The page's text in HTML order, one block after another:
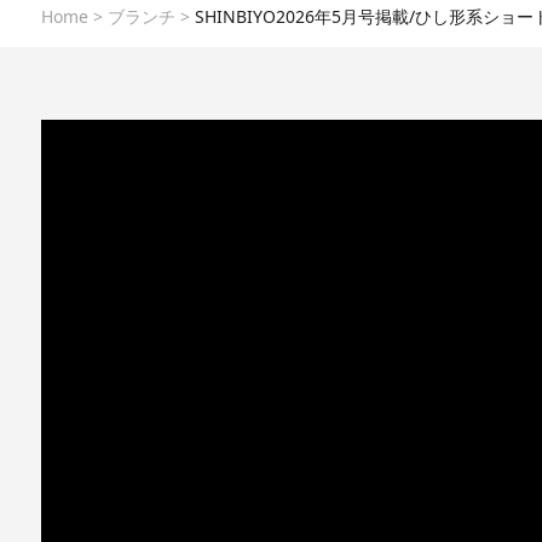
Home > ブランチ > SHINBIYO2026年5月号掲載/ひし形系ショー